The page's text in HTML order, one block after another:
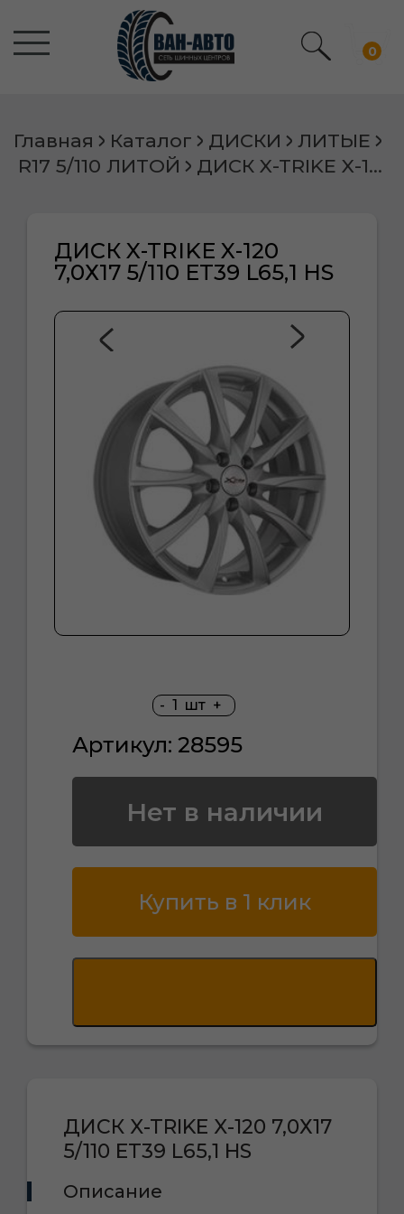
0
Главная Каталог ДИСКИ
ЛИТЫЕ
R17 5/110 ЛИТОЙ
ДИСК X-TRIKE X-120 7,0Х17 5/110 ET39 L65,1 HS
ДИСК X-TRIKE X-120
7,0Х17 5/110 ET39 L65,1 HS
- 1 шт +
Артикул: 28595
Нет в наличии
Купить в 1 клик
ДИСК X-TRIKE X-120 7,0Х17
5/110 ET39 L65,1 HS
Описание